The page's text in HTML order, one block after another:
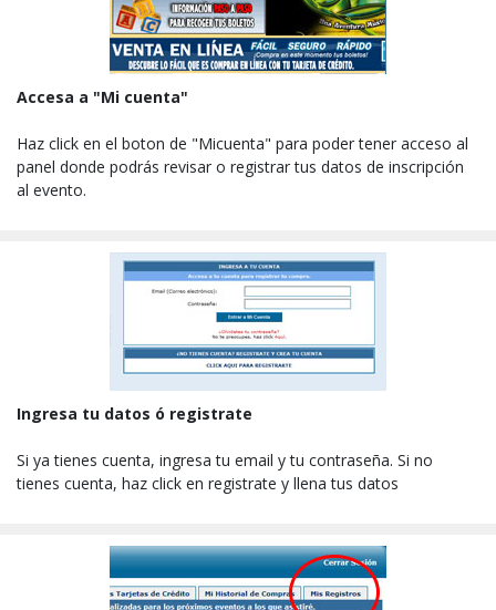
Accesa a "Mi cuenta"
Haz click en el boton de "Micuenta" para poder tener acceso al
panel donde podrás revisar o registrar tus datos de inscripción
al evento.
Ingresa tu datos ó registrate
Si ya tienes cuenta, ingresa tu email y tu contraseña. Si no
tienes cuenta, haz click en registrate y llena tus datos